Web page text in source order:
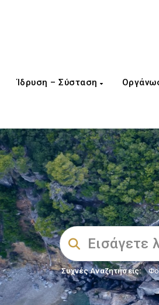
Ίδρυση – Σύσταση
Συχνές Αναζητήσεις: